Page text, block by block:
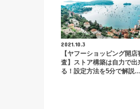
2021.10.3
【ヤフーショッピング開店
査】ストア構築は自力で出
る！設定方法を5分で解説…